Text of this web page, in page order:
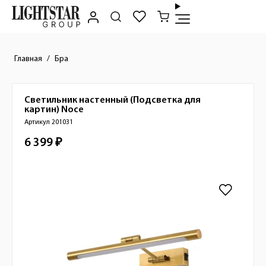
Главная Бра
Краткое описание товара
Светильник настенный (Подсветка для
картин) Noce
Артикул 201031
Стоимость товара
6 399 ₽